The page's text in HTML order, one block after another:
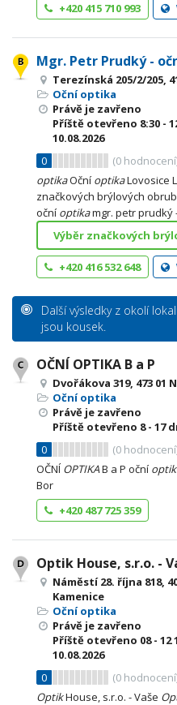
+420 415 710 993
Mgr. Petr Prudký -
Terezínská 205/2/205,
Oční optika
Právě je zavřeno
Příště otevřeno 8:30 -
10.08.2026
0
(0
optikaOční optikaLovosice
značkových brýlových
oční optikamgr. petr prudký
Výběr značkových
+420 416 532 648
Další výsledky z okolí
jsou kousek.
OČNÍ OPTIKA B a P
Dvořákova 319, 473 01
Oční optika
Právě je zavřeno
Příště otevřeno 8 - 17
0
(0
OČNÍOPTIKAB a P oční
Bor
+420 487 725 359
Optik House, s.r.o. -
Náměstí 28. října 818,
Kamenice
Oční optika
Právě je zavřeno
Příště otevřeno 08 - 12
10.08.2026
0
(0
OptikHouse, s.r.o. - Vaše